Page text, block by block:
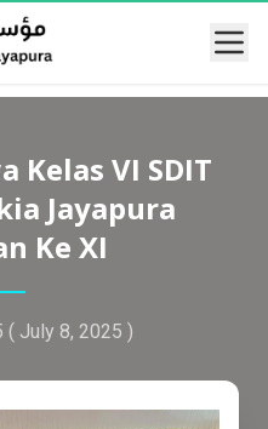
Kelas VI SDIT
Jayapura
Ke XI
( July 8, 2025 )